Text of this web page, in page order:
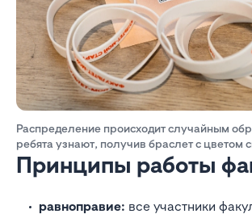
Распределение происходит случайным
ребята узнают, получив браслет с цветом
Принципы работы
равноправие: все участники